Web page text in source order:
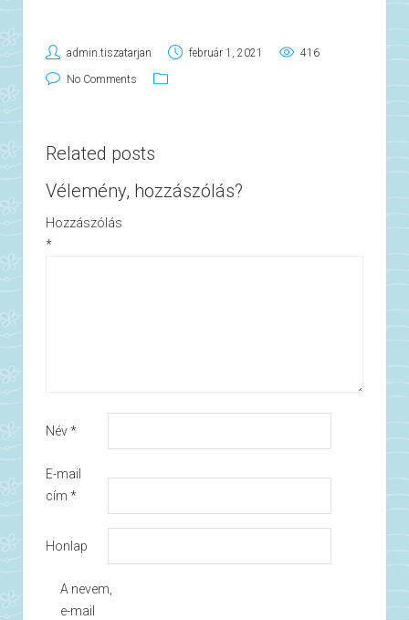
admin.tiszatarjan február 1, 2021 416
No Comments
Related posts
Vélemény, hozzászólás?
Hozzászólás
*
Név*
E-mail
cím *
Honlap
A nevem,
e-mail